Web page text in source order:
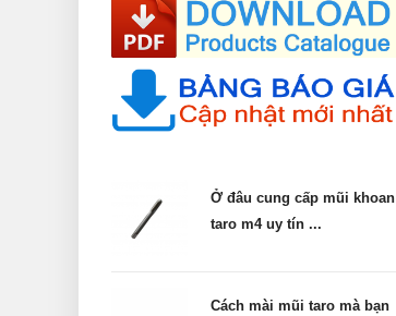
Ở đâu cung cấp mũi khoan
taro m4 uy tín ...
Cách mài mũi taro mà bạn